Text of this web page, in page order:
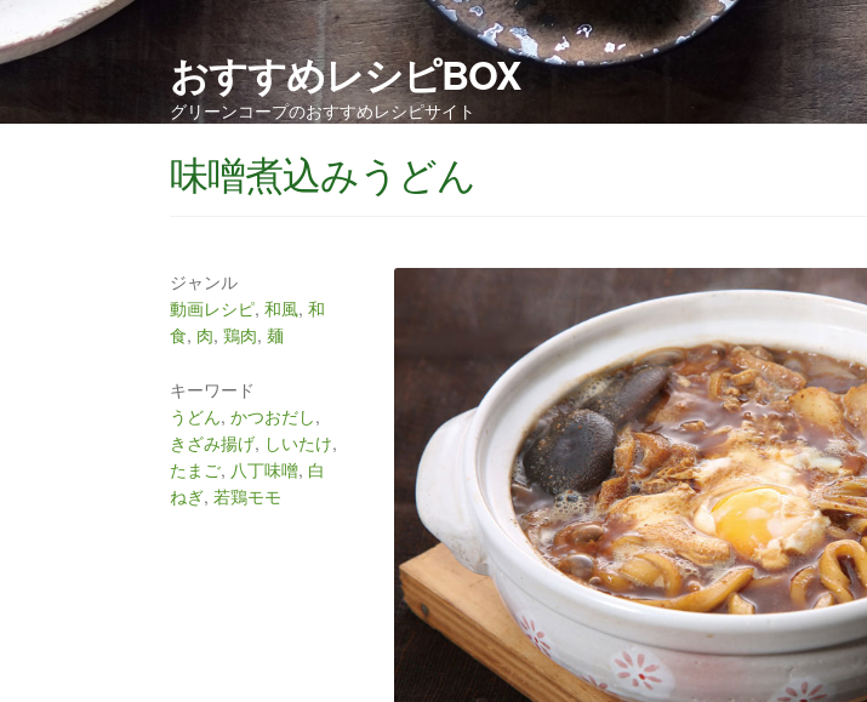
おすすめレシピBOX
グリーンコープのおすすめレシピサイト
味噌煮込みうどん
ジャンル
動画レシピ,和風,和
食, 肉,鶏肉,麺
キーワード
うどん,かつおだし,
きざみ揚げ, しいたけ,
たまご, 八丁味噌, 白
ねぎ,若鶏モモ